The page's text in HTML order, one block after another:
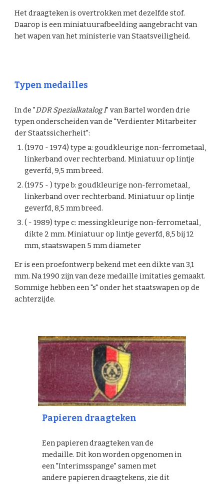
Het draagteken is overtrokken met dezelfde stof.
Daarop is een miniatuurafbeelding aangebracht van
het wapen van het ministerie van Staatsveiligheid.
Typen medailles
In de "DDR Spezialkatalog I" van Bartel worden drie
typen onderscheiden van de "Verdienter Mitarbeiter
der Staatssicherheit":
(1970 - 1974) type a: goudkleurige non-ferrometaal,
linkerband over rechterband. Miniatuur op lintje
geverfd, 9,5 mm breed.
(1975 - ) type b: goudkleurige non-ferrometaal,
linkerband over rechterband. Miniatuur op lintje
geverfd, 8,5 mm breed.
( - 1989) type c: messingkleurige non-ferrometaal,
dikte 2 mm. Miniatuur op lintje geverfd, 8,5 bij 12
mm, staatswapen 5 mm diameter
Er is een proefontwerp bekend met een dikte van 3,1
mm. Na 1990 zijn van deze medaille imitaties gemaakt.
Sommige hebben een "s" onder het staatswapen op de
achterzijde.
Papieren draagteken
Een papieren draagteken van de
medaille. Dit kon worden opgenomen in
een "Interimsspange" samen met
andere papieren draagtekens, zie dit